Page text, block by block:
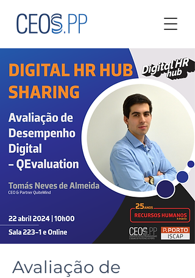
Avaliação de